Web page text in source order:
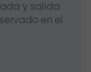
y salida
en el